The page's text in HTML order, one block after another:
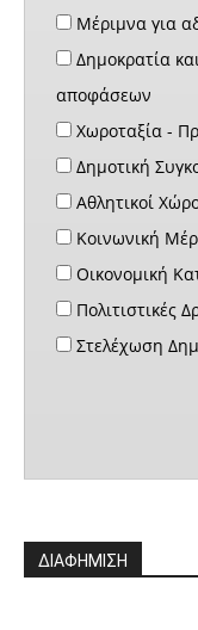
Μέριμνα για
Δημοκρατία
αποφάσεων
Χωροταξία -
Δημοτική
Αθλητικοί
Κοινωνική
Οικονομική
Πολιτιστικές
Στελέχωση
ΔΙΑΦΗΜΙΣΗ